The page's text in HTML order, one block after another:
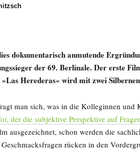
dokumentarisch anmutende
der 69. Berlinale. Der erste
Herederas« wird mit zwei
man sich, was in die Kolleginnen
, der die subjektive Perspektive auf
ausgezeichnet, schon werden die
rücken in den